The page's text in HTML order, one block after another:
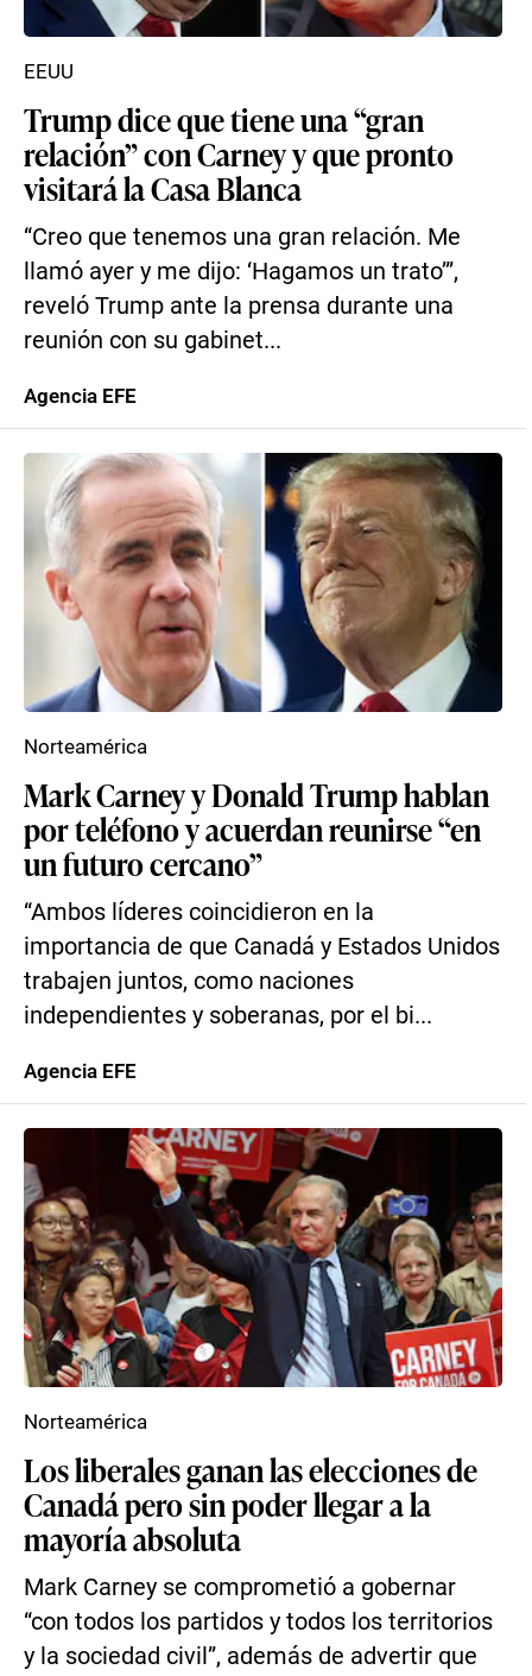
Trump dice que tiene una “gran
relación” con Carney y que pronto
visitará la Casa Blanca
“Creo que tenemos una gran relación. Me
llamó ayer y me dijo: ‘Hagamos un trato’”,
reveló Trump ante la prensa durante una
reunión con su gabinet...
EEUU
Agencia EFE
Mark Carney y Donald Trump hablan
por teléfono y acuerdan reunirse “en
un futuro cercano”
“Ambos líderes coincidieron en la
importancia de que Canadá y Estados Unidos
trabajen juntos, como naciones
independientes y soberanas, por el bi...
Norteamérica
Agencia EFE
Los liberales ganan las elecciones de
Canadá pero sin poder llegar a la
mayoría absoluta
Mark Carney se comprometió a gobernar
“con todos los partidos y todos los territorios
y la sociedad civil”, además de advertir que
Norteamérica